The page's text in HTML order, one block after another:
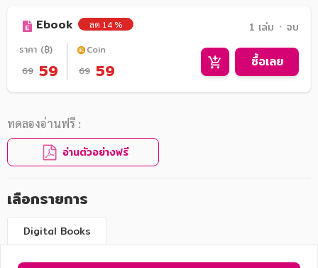
Ebook ลด 14 % 1 เล่ม ᛫ จบ
ราคา (฿)
69 59
Coin
69 59 ซื้อเลย
ทดลองอ่านฟรี :
อ่านตัวอย่างฟรี
เลือกรายการ
Digital Books